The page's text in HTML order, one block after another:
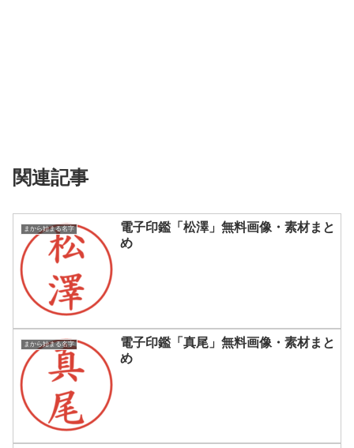
関連記事
まから始まる名字
電子印鑑「松澤」無料画像・素材まと
め
まから始まる名字
電子印鑑「真尾」無料画像・素材まと
め